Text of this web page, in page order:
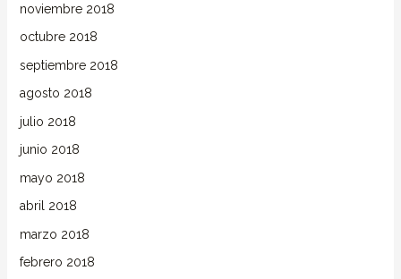
noviembre 2018
octubre 2018
septiembre 2018
agosto 2018
julio 2018
junio 2018
mayo 2018
abril 2018
marzo 2018
febrero 2018